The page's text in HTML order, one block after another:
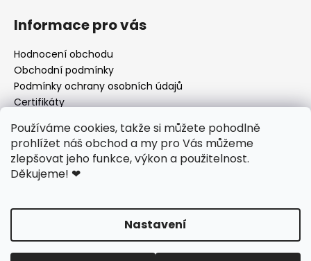
Používáme cookies, takže si můžete pohodlně
prohlížet náš obchod a my pro Vás můžeme
zlepšovat jeho funkce, výkon a použitelnost.
Děkujeme! ❤
Nastavení
Informace pro vás
Hodnocení obchodu
Obchodní podmínky
Podmínky ochrany osobních údajů
Certifikáty
Odstoupení od kupní smlouvy
Facebook